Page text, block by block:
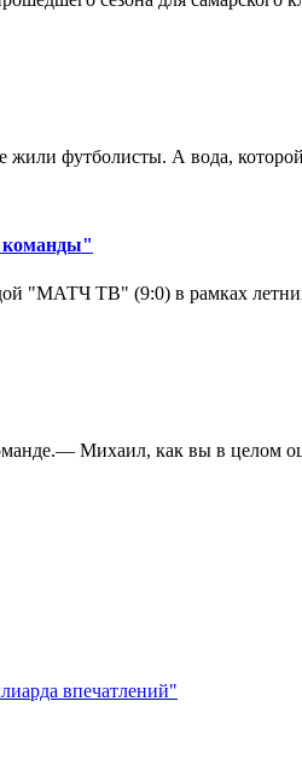
футболисты. А вода,
команды"
"МАТЧ ТВ" (9:0) в рамках
Михаил, как вы в целом
впечатлений"